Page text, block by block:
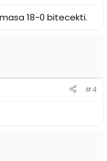
18-0 bitecekti.
#4